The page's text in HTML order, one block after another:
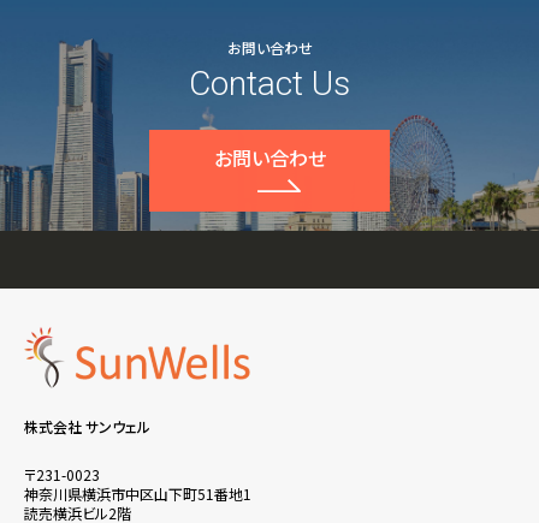
お問い合わせ
Contact Us
お問い合わせ
株式会社 サンウェル
〒231-0023
神奈川県横浜市中区山下町51番地1
読売横浜ビル2階